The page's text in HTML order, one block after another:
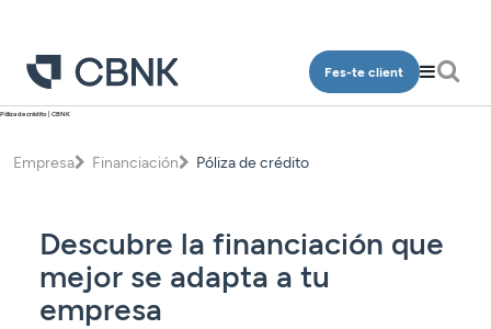
Fes-te client
Particulars
Comptes
Finançament
Inversió
Qui som
Contacte
Póliza de crédito | CBNK
Empresa Financiación Póliza de crédito
Descubre la financiación que
mejor se adapta a tu
empresa